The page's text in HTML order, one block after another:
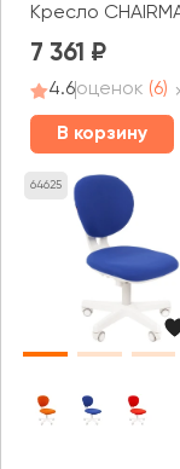
Кресло
7 361
4.6оценок (6)
В корзину
64625